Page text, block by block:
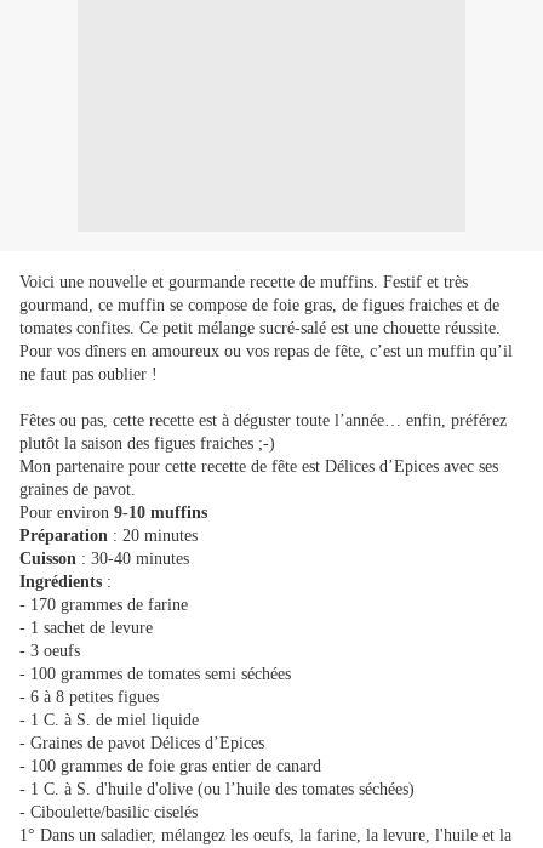
Voici une nouvelle et gourmande recette de muffins. Festif et très
gourmand, ce muffin se compose de foie gras, de figues fraiches et de
tomates confites. Ce petit mélange sucré-salé est une chouette réussite.
Pour vos dîners en amoureux ou vos repas de fête, c’est un muffin qu’il
ne faut pas oublier !
Fêtes ou pas, cette recette est à déguster toute l’année… enfin, préférez
plutôt la saison des figues fraiches ;-)
Mon partenaire pour cette recette de fête est Délices d’Epices avec ses
graines de pavot.
Pour environ 9-10 muffins
Préparation : 20 minutes
Cuisson : 30-40 minutes
Ingrédients :
- 170 grammes de farine
- 1 sachet de levure
- 3 oeufs
- 100 grammes de tomates semi séchées
- 6 à 8 petites figues
- 1 C. à S. de miel liquide
- Graines de pavot Délices d’Epices
- 100 grammes de foie gras entier de canard
- 1 C. à S. d'huile d'olive (ou l’huile des tomates séchées)
- Ciboulette/basilic ciselés
1° Dans un saladier, mélangez les oeufs, la farine, la levure, l'huile et la